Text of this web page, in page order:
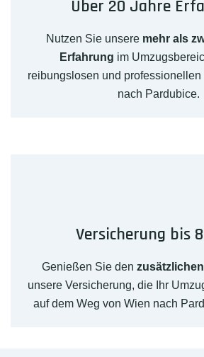
Über 20 Jahre
Nutzen Sie unsere mehr als
Erfahrung im
reibungslosen und
nach Pardubice.
Versicherung bis
Genießen Sie den
unsere Versicherung, die Ihr
auf dem Weg von Wien nach